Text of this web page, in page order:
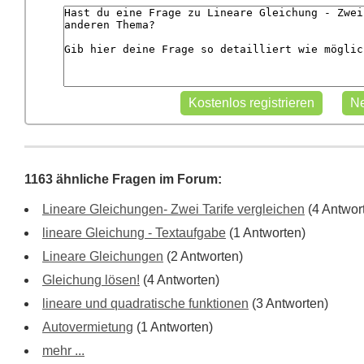
1163 ähnliche Fragen im Forum:
Lineare Gleichungen- Zwei Tarife vergleichen (4
lineare Gleichung - Textaufgabe (1 Antworten)
Lineare Gleichungen (2 Antworten)
Gleichung lösen! (4 Antworten)
lineare und quadratische funktionen (3 Antworten)
Autovermietung (1 Antworten)
mehr ...